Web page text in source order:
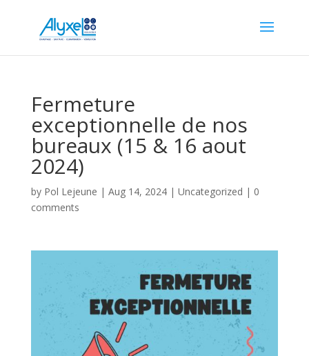
Fermeture
exceptionnelle de nos
bureaux (15 & 16 aout
2024)
by Pol Lejeune | Aug 14, 2024| Uncategorized | 0
comments